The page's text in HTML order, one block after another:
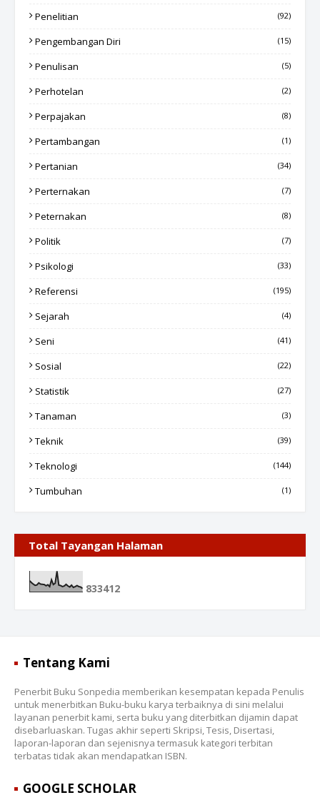
Penelitian (92)
Pengembangan Diri (15)
Penulisan (5)
Perhotelan (2)
Perpajakan (8)
Pertambangan (1)
Pertanian (34)
Perternakan (7)
Peternakan (8)
Politik (7)
Psikologi (33)
Referensi (195)
Sejarah (4)
Seni (41)
Sosial (22)
Statistik (27)
Tanaman (3)
Teknik (39)
Teknologi (144)
Tumbuhan (1)
Total Tayangan Halaman
833412
Tentang Kami
Penerbit Buku Sonpedia memberikan kesempatan kepada Penulis
untuk menerbitkan Buku-buku karya terbaiknya di sini melalui
layanan penerbit kami, serta buku yang diterbitkan dijamin dapat
disebarluaskan. Tugas akhir seperti Skripsi, Tesis, Disertasi,
laporan-laporan dan sejenisnya termasuk kategori terbitan
terbatas tidak akan mendapatkan ISBN.
GOOGLE SCHOLAR